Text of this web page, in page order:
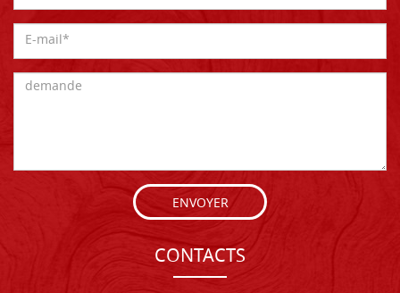
ENVOYER
CONTACTS